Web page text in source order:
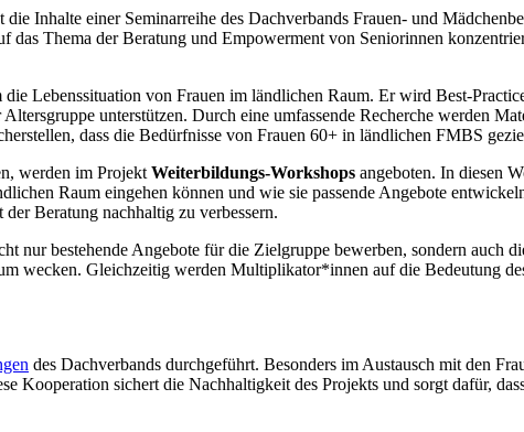
die Inhalte einer Seminarreihe des Dachverbands Frauen- und
Thema der Beratung und Empowerment von Seniorinnen
die Lebenssituation von Frauen im ländlichen Raum. Er wird Best-
unterstützen. Durch eine umfassende Recherche werden
dass die Bedürfnisse von Frauen 60+ in ländlichen FMBS
werden im Projekt Weiterbildungs-Workshops angeboten. In diesen
Raum eingehen können und wie sie passende Angebote
Beratung nachhaltig zu verbessern.
nur bestehende Angebote für die Zielgruppe bewerben, sondern auch
wecken. Gleichzeitig werden Multiplikator*innen auf die Bedeutung
des Dachverbands durchgeführt. Besonders im Austausch mit den
Kooperation sichert die Nachhaltigkeit des Projekts und sorgt dafür,